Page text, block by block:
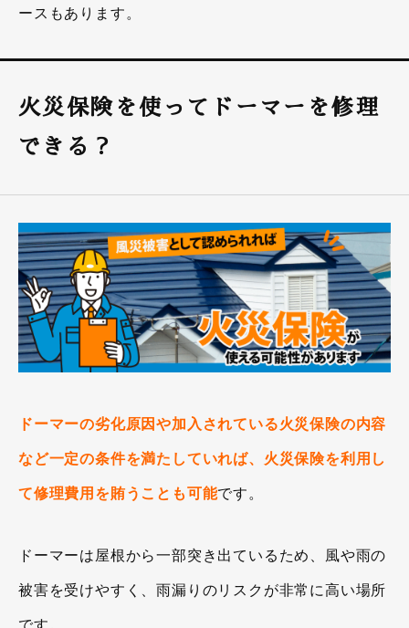
ースもあります。
火災保険を使ってドーマーを修理
できる？
ドーマーの劣化原因や加入されている火災保険の内容
など一定の条件を満たしていれば、火災保険を利用し
て修理費用を賄うことも可能です。
ドーマーは屋根から一部突き出ているため、風や雨の
被害を受けやすく、雨漏りのリスクが非常に高い場所
です。